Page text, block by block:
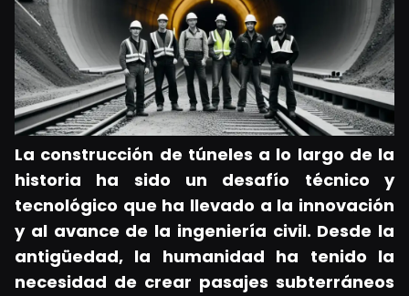
La construcción de túneles a lo largo de la
historia ha sido un desafío técnico y
tecnológico que ha llevado a la innovación
y al avance de la ingeniería civil. Desde la
antigüedad, la humanidad ha tenido la
necesidad de crear pasajes subterráneos